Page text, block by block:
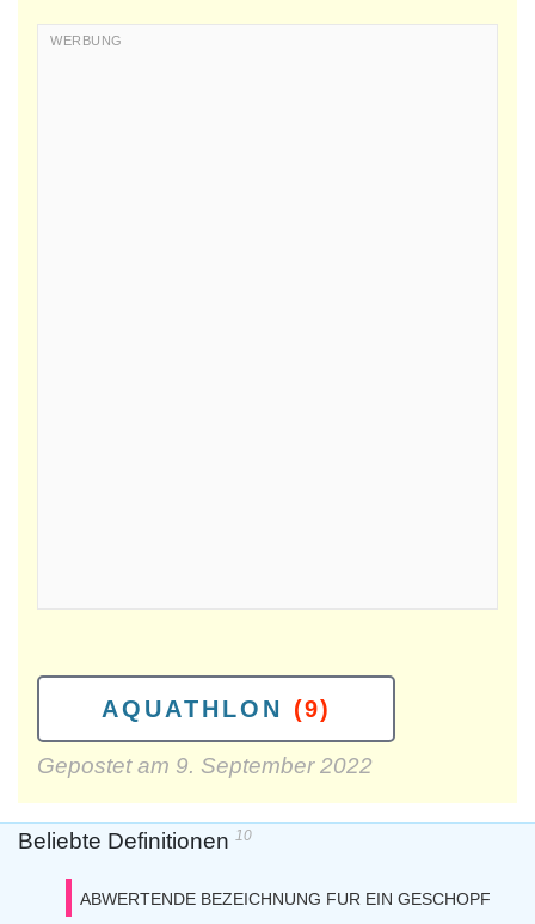
AQUATHLON (9)
Gepostet am 9. September 2022
Beliebte Definitionen 10
ABWERTENDE BEZEICHNUNG FUR EIN GESCHOPF